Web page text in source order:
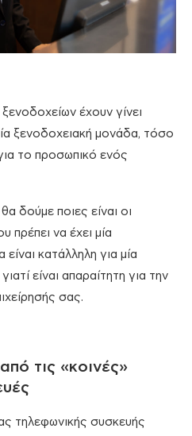
έχουν γίνει
ξενοδοχειακή μονάδα, τόσο
το προσωπικό ενός
δούμε ποιες είναι οι
πρέπει να έχει μία
κατάλληλη για μία
είναι απαραίτητη για την
σας.
τις «κοινές»
τηλεφωνικής συσκευής